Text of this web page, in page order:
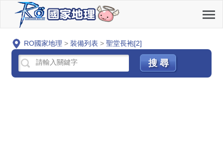
RO國家地理 > 裝備列表 > 聖堂長袍[2]